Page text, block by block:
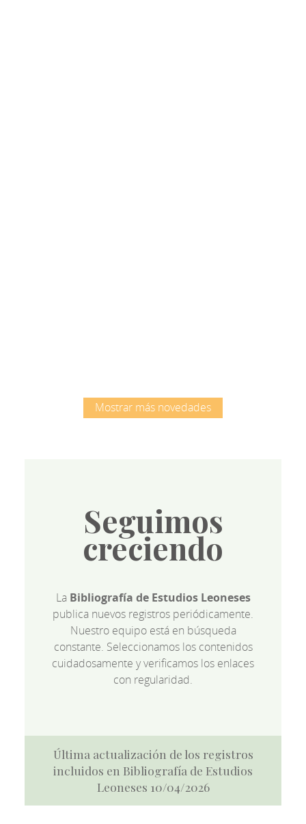
Mostrar más novedades
Seguimos
creciendo
La Bibliografía de Estudios Leoneses
publica nuevos registros periódicamente.
Nuestro equipo está en búsqueda
constante. Seleccionamos los contenidos
cuidadosamente y verificamos los enlaces
con regularidad.
Última actualización de los registros
incluidos en Bibliografía de Estudios
Leoneses 10/04/2026